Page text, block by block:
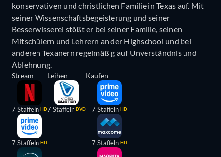
konservativen und christlichen Familie in Texas auf. Mit
seiner Wissenschaftsbegeisterung und seiner
Besserwisserei stößt er bei seiner Familie, seinen
Mitschülern und Lehrern an der Highschool und bei
anderen Texanern regelmäßig auf Unverständnis und
Ablehnung.
Stream
7 Staffeln HD
7 Staffeln HD
Leihen
7 Staffeln DVD
Kaufen
7 Staffeln HD
7 Staffeln HD